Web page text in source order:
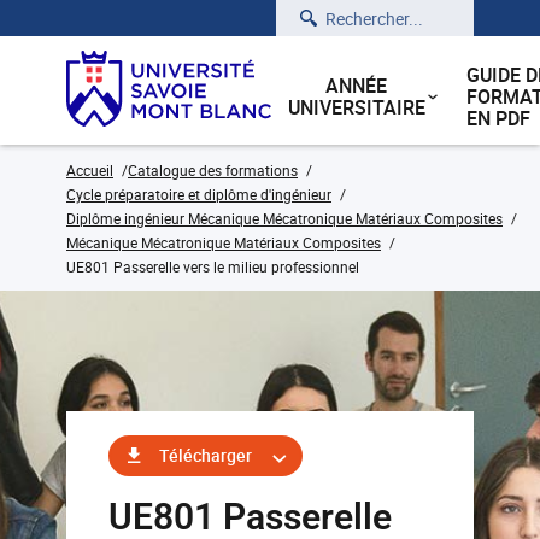
Rechercher
ANNÉE
UNIVERSITAIRE
GUIDE
EN PDF
Accueil
Catalogue des formations
Cycle préparatoire et diplôme d'ingénieur
Diplôme ingénieur Mécanique Mécatronique Matériaux Composites
Mécanique Mécatronique Matériaux Composites
UE801 Passerelle vers le milieu professionnel
Télécharger
UE801 Passerelle